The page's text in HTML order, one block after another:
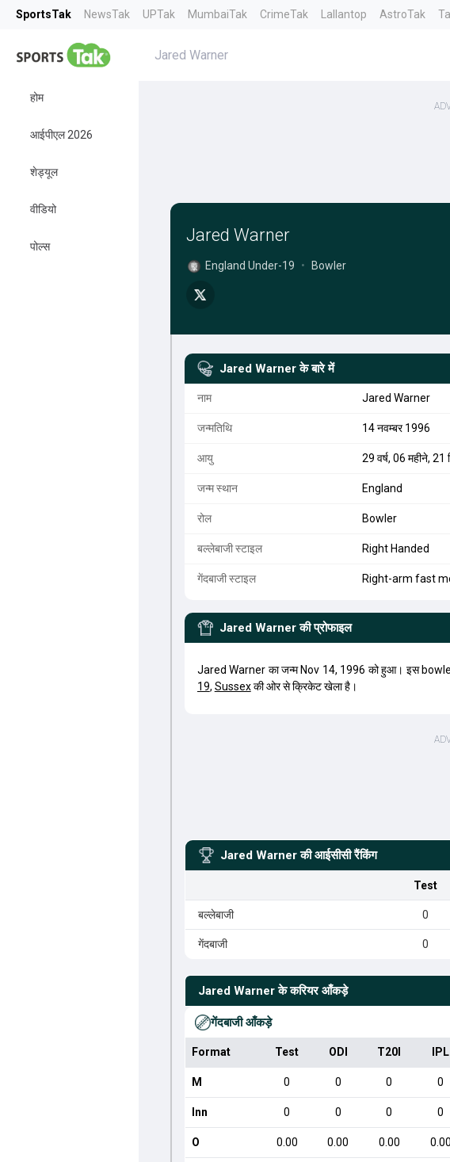
SportsTak NewsTak UPTak MumbaiTak CrimeTak Lallantop AstroTak
होम
आईपीएल 2026
शेड्यूल
वीडियो
पोल्स
Jared Warner
Jared Warner
England Under-19 • Bowler
Jared Warner के बारे में
नाम Jared Warner
जन्मतिथि 14 नवम्बर 1996
आयु 29 वर्ष, 06 महीने, 21
जन्म स्थान England
रोल Bowler
बल्लेबाजी स्टाइल Right Handed
गेंदबाजी स्टाइल Right-arm fast
Jared Warner की प्रोफाइल
Jared Warner का जन्म Nov 14, 1996 को हुआ। इस
19, Sussexकी ओर से क्रिकेट खेला है।
Jared Warner की आईसीसी रैंकिंग
Test
बल्लेबाजी 0
गेंदबाजी 0
Jared Warner के करियर आँकड़े
गेंदबाजी आँकड़े
Format Test ODI T20I IPL
M 0 0 0 0
Inn 0 0 0 0
O 0.00 0.00 0.00 0.00